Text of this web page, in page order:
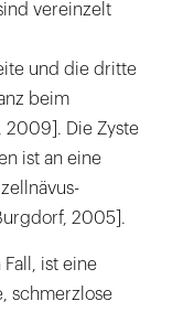
vereinzelt
und die dritte
beim
2009]. Die Zyste
ist an eine
2005].
ist eine
schmerzlose